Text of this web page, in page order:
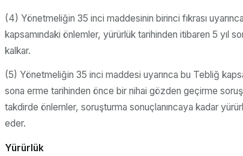
(4) Yönetmeliğin 35 inci maddesinin birinci fıkrası
kapsamındaki önlemler, yürürlük tarihinden itibaren 5 yıl
kalkar.
(5) Yönetmeliğin 35 inci maddesi uyarınca bu Tebliğ
sona erme tarihinden önce bir nihai gözden geçirme
takdirde önlemler, soruşturma sonuçlanıncaya kadar
eder.
Yürürlük